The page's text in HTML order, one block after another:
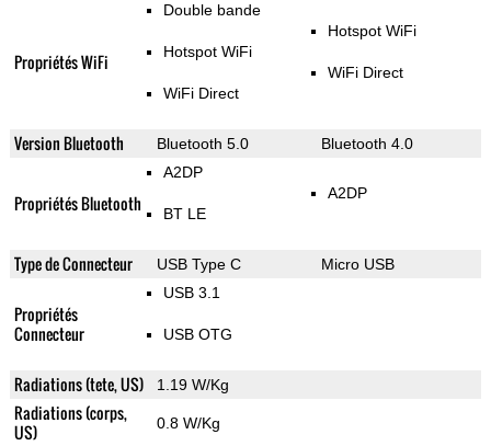
Propriétés WiFi
Double bande
Hotspot WiFi
WiFi Direct
Hotspot WiFi
WiFi Direct
Version Bluetooth Bluetooth 5.0 Bluetooth 4.0
Propriétés Bluetooth
A2DP
BT LE
A2DP
Type de Connecteur USB Type C Micro USB
Propriétés
Connecteur
USB 3.1
USB OTG
Radiations (tete, US) 1.19 W/Kg
Radiations (corps,
US)
0.8 W/Kg